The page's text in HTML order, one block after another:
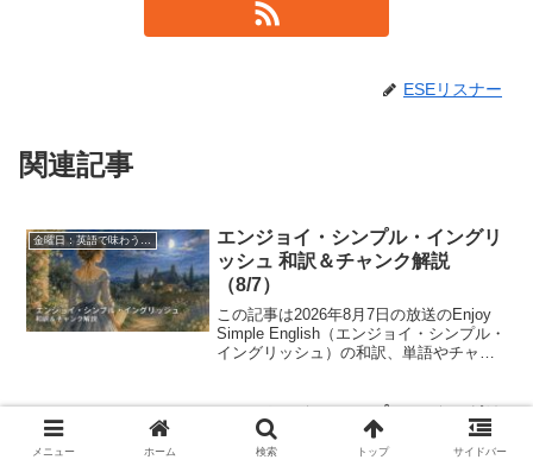
ESEリスナー
関連記事
金曜日：英語で味わう名作舞台
エンジョイ・シンプル・イングリ
ッシュ 和訳＆チャンク解説
（8/7）
この記事は2026年8月7日の放送のEnjoy
Simple English（エンジョイ・シンプル・
イングリッシュ）の和訳、単語やチャン
記事です。重い頼みごとの前置き「I
know I am asking a lot, but ~」の使い分
けと、目的格関係代名詞の省略をラリー
エンジョイ・シンプル・イングリ
ッシュ 和訳＆チャンク解説
メニュー ホーム 検索 トップ サイドバー